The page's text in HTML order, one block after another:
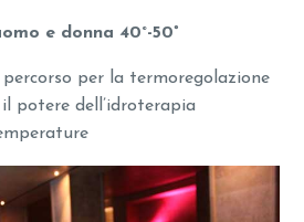
e donna 40°-50°
percorso per la termoregolazione
potere dell’idroterapia